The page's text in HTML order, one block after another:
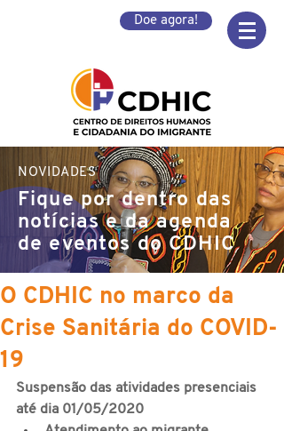
Doe agora!
NOVIDADES
Fique por dentro das
notícias e da agenda
de eventos do CDHIC
O CDHIC no marco da
Crise Sanitária do COVID-
19
Suspensão das atividades presenciais
até dia 01/05/2020